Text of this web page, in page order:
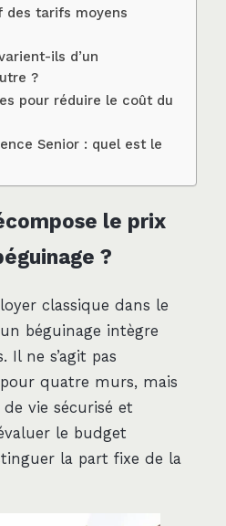
des tarifs moyens
ils d’un
?
pour réduire le coût du
Senior : quel est le
le prix
?
classique dans le
béguinage intègre
Il ne s’agit pas
quatre murs, mais
vie sécurisé et
le budget
la part fixe de la